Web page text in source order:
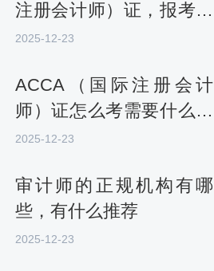
注册会计师）证，报考条
件有哪些
2025-12-23
ACCA（国际注册会计
师）证怎么考需要什么条
件，考哪几门科目
2025-12-23
审计师的正规机构有哪
些，有什么推荐
2025-12-23